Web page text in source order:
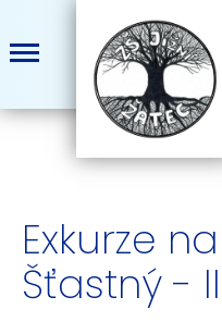
Exkurze
Šťastný -